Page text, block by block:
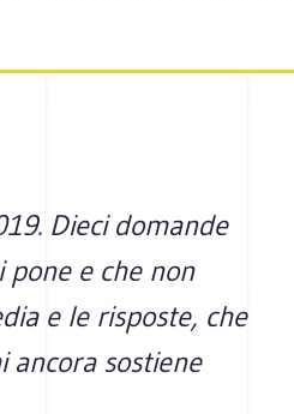
Dieci domande
e che non
e le risposte, che
ancora sostiene